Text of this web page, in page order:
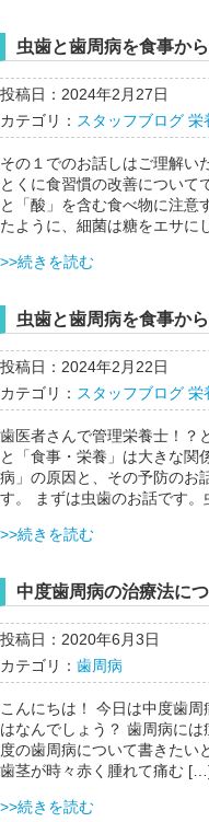
虫歯と歯周病を食事か
投稿日：2024年2月27日
カテゴリ： スタッフブログ 栄
その１でのお話しはご理解い
とくに食習慣の改善について
と「酸」を含む食べ物に注意
たように、細菌は糖をエサに
>>続きを読む
虫歯と歯周病を食事か
投稿日：2024年2月22日
カテゴリ： スタッフブログ 栄
歯医者さんで管理栄養士！？
と「食事・栄養」は大きな関
病」の原因と、その予防のお
す。 まずは虫歯のお話です
>>続きを読む
中度歯周病の治療法に
投稿日：2020年6月3日
カテゴリ： 歯周病
こんにちは！ 今日は中度歯
はなんでしょう？ 歯周病に
度の歯周病について書きたい
歯茎が時々赤く腫れて痛む
>>続きを読む